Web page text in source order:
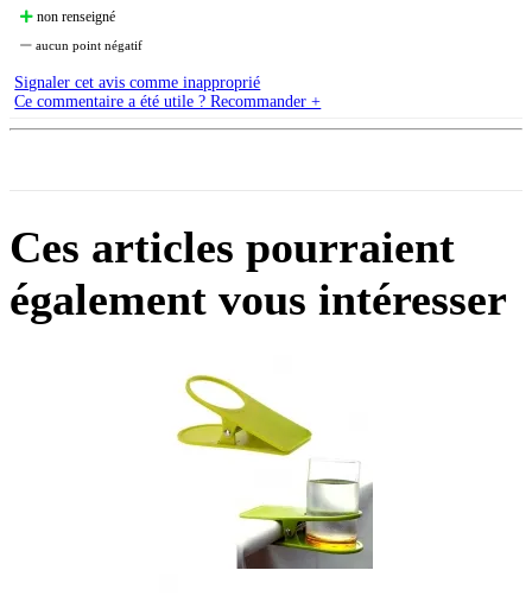
non renseigné
aucun point négatif
Signaler cet avis comme inapproprié
Ce commentaire a été utile ? Recommander +
Ces articles pourraient
également vous intéresser